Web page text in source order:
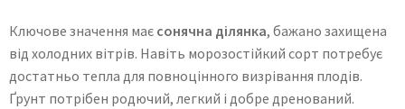
Ключове значення має сонячна ділянка, бажано захищена
від холодних вітрів. Навіть морозостійкий сорт потребує
достатньо тепла для повноцінного визрівання плодів.
Ґрунт потрібен родючий, легкий і добре дренований.